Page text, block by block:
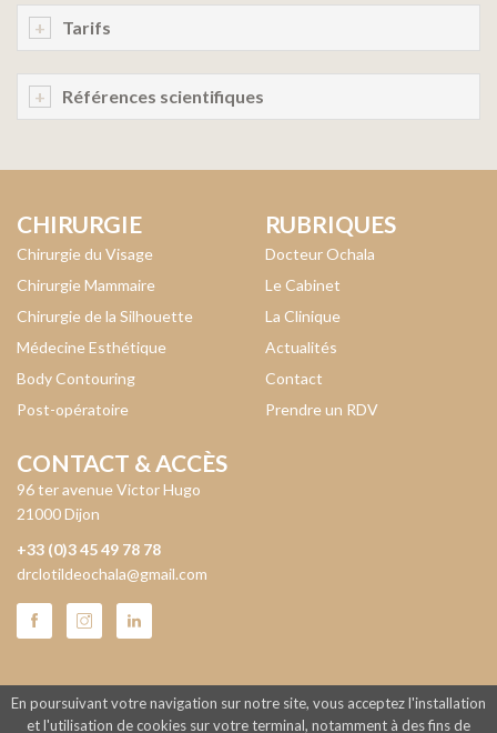
En poursuivant votre navigation sur notre site, vous acceptez l'installation
et l'utilisation de cookies sur votre terminal, notamment à des fins de
Tarifs
Références scientifiques
CHIRURGIE
Chirurgie du Visage
Chirurgie Mammaire
Chirurgie de la Silhouette
Médecine Esthétique
Body Contouring
Post-opératoire
RUBRIQUES
Docteur Ochala
Le Cabinet
La Clinique
Actualités
Contact
Prendre un RDV
CONTACT & ACCÈS
96 ter avenue Victor Hugo
21000 Dijon
+33 (0)3 45 49 78 78
drclotildeochala@gmail.com
© 2015 Ochala - Tous droits réservés -Mentions légales-